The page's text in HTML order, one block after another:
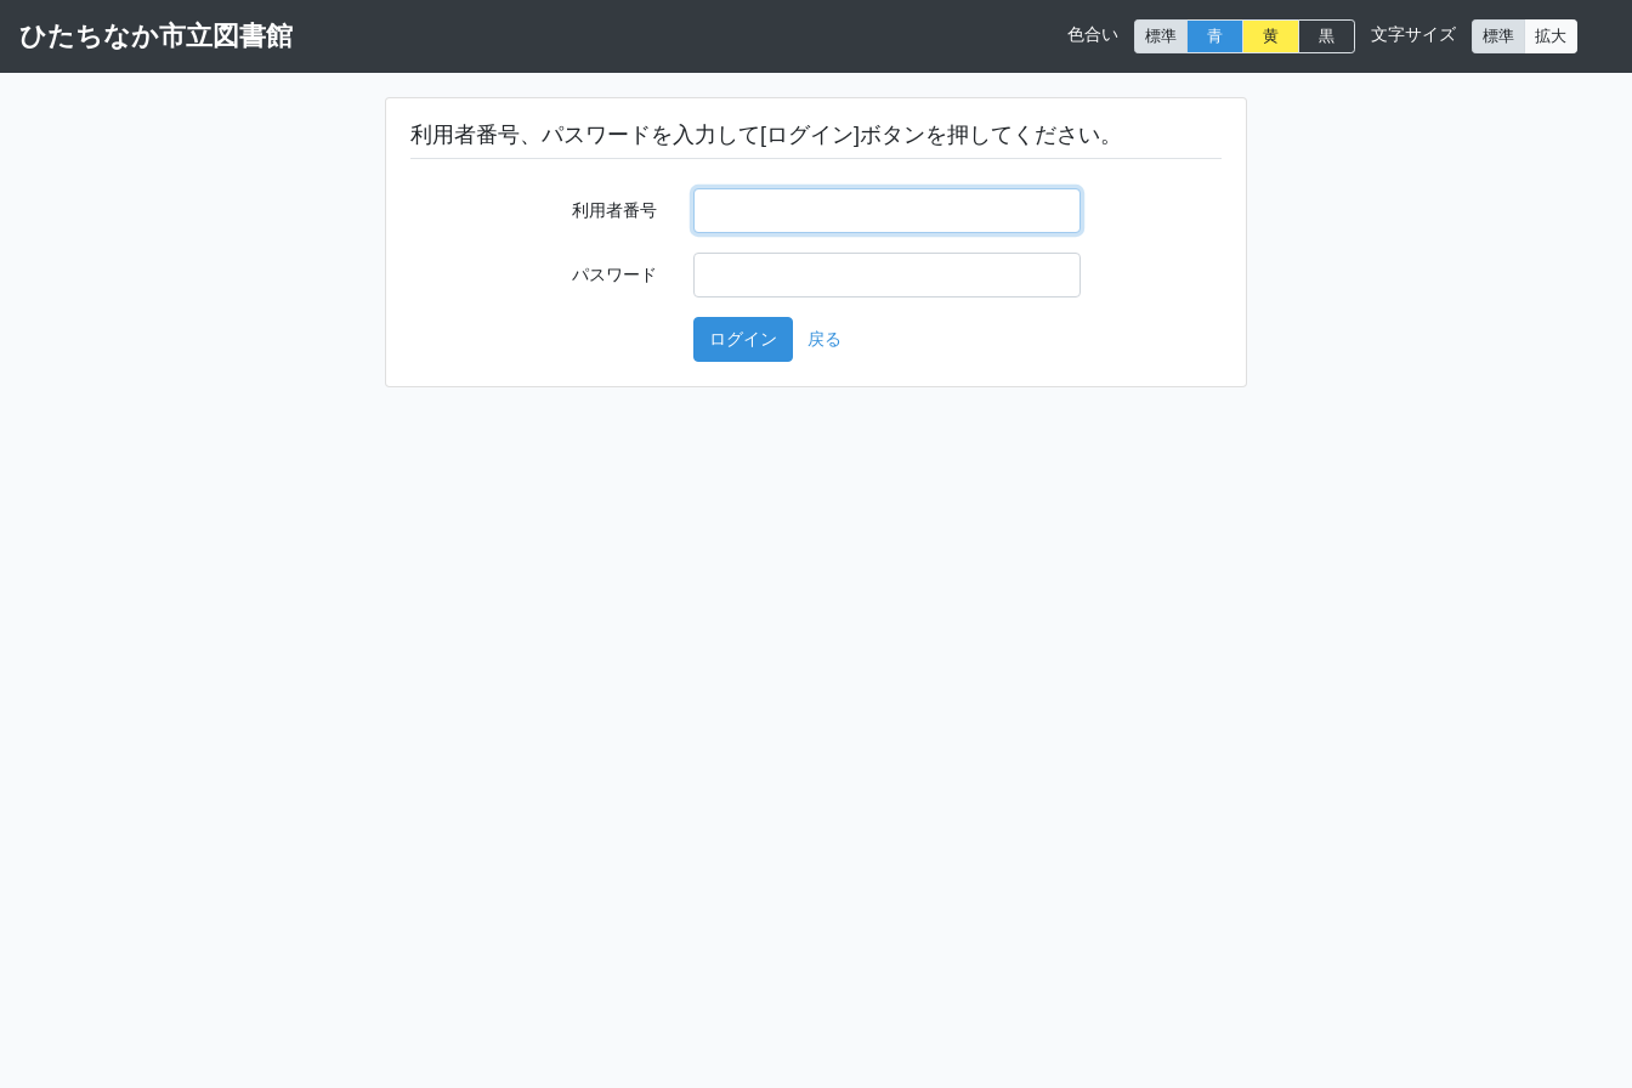
ひたちなか市立図書館 色合い 標準 青 黄 黒 文字サイズ 標準 拡大
利用者番号、パスワードを入力して[ログイン]ボタンを押してください。
利用者番号
パスワード
ログイン 戻る